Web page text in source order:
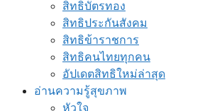
สิทธิบัตรทอง
สิทธิประกันสังคม
สิทธิข้าราชการ
สิทธิคนไทยทุกคน
อัปเดตสิทธิใหม่ล่าสุด
อ่านความรู้สุขภาพ
หัวใจ